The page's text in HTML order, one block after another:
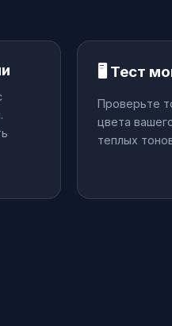
🖥️ Тест
Проверьте
цвета
теплых